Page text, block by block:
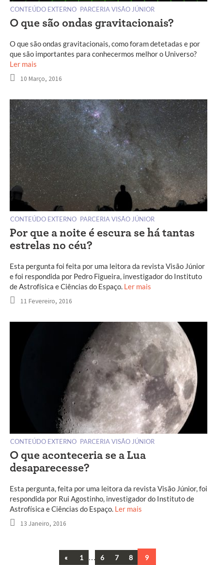
CONTEÚDO EXTERNO PARCERIA VISÃO JÚNIOR
O que são ondas gravitacionais?
O que são ondas gravitacionais, como foram detetadas e por
que são importantes para conhecermos melhor o Universo?
Ler mais
10 Março, 2016
CONTEÚDO EXTERNO PARCERIA VISÃO JÚNIOR
Por que a noite é escura se há tantas
estrelas no céu?
Esta pergunta foi feita por uma leitora da revista Visão Júnior
e foi respondida por Pedro Figueira, investigador do Instituto
de Astrofísica e Ciências do Espaço. Ler mais
11 Fevereiro, 2016
CONTEÚDO EXTERNO PARCERIA VISÃO JÚNIOR
O que aconteceria se a Lua
desaparecesse?
Esta pergunta, feita por uma leitora da revista Visão Júnior, foi
respondida por Rui Agostinho, investigador do Instituto de
Astrofísica e Ciências do Espaço. Ler mais
13 Janeiro, 2016
« Previous
1 … 6 7 8 9